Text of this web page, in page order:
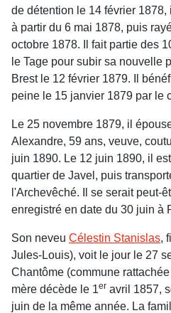
de détention le 14 février
à partir du 6 mai 1878, puis
octobre 1878. Il fait partie des
le Tage pour subir sa nouvelle
Brest le 12 février 1879. Il
peine le 15 janvier 1879 par le
Le 25 novembre 1879, il
Alexandre, 59 ans, veuve,
juin 1890. Le 12 juin 1890, il
quartier de Javel, puis
l'Archevêché. Il se serait peut-
enregistré en date du 30 juin à
Son neveu Célestin Stanislas,
Jules-Louis), voit le jour le 27
Chantôme (commune
mère décède le 1er avril 1857,
juin de la même année. La